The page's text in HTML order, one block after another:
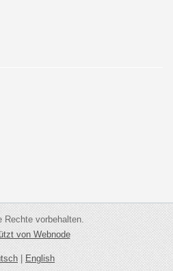
Rechte vorbehalten.
von Webnode
|English